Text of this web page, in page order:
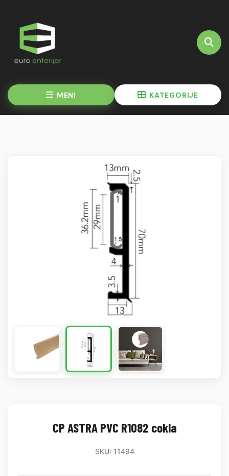
MENI KATEGORIJE
CP ASTRA PVC R1082 cokla
SKU: 11494